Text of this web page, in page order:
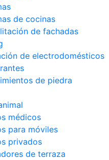
de cocinas
de fachadas
de electrodomésticos
de piedra
médicos
para móviles
privados
de terraza